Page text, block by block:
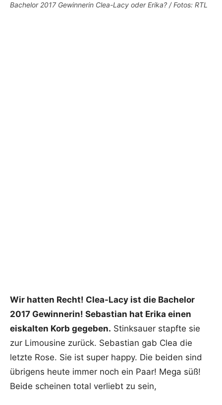
Bachelor 2017 Gewinnerin Clea-Lacy oder Erika? / Fotos: RTL
Wir hatten Recht! Clea-Lacy ist die Bachelor
2017 Gewinnerin! Sebastian hat Erika einen
eiskalten Korb gegeben. Stinksauer stapfte sie
zur Limousine zurück. Sebastian gab Clea die
letzte Rose. Sie ist super happy. Die beiden sind
übrigens heute immer noch ein Paar! Mega süß!
Beide scheinen total verliebt zu sein,